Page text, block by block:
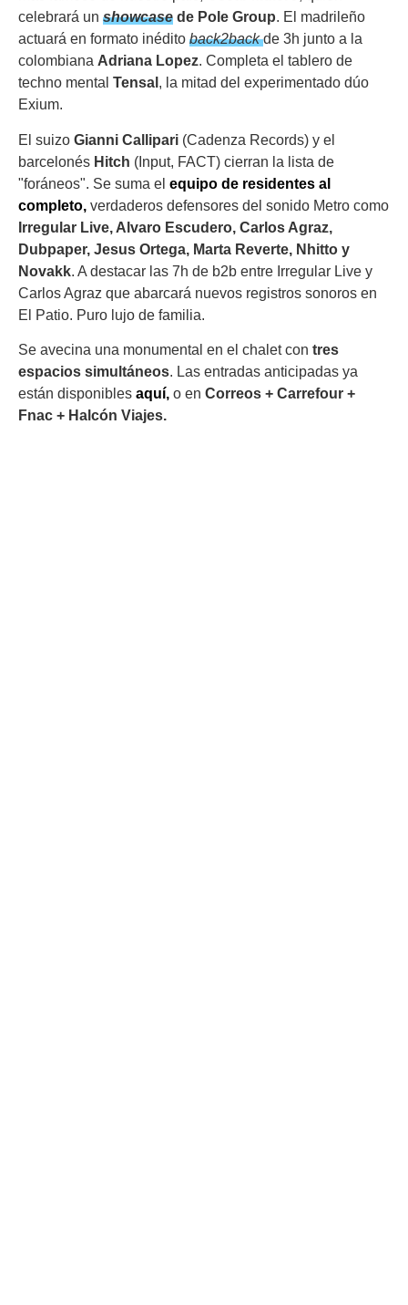
celebrará un showcase de Pole Group. El madrileño
actuará en formato inédito back2backde 3h junto a la
colombiana Adriana Lopez. Completa el tablero de
techno mental Tensal , la mitad del experimentado dúo
Exium.
El suizo Gianni Callipari (Cadenza Records) y el
barcelonés Hitch (Input, FACT) cierran la lista de
"foráneos". Se suma el equipo de residentes al
completo, verdaderos defensores del sonido Metro como
Irregular Live, Alvaro Escudero, Carlos Agraz,
Dubpaper, Jesus Ortega, Marta Reverte, Nhitto y
Novakk. A destacar las 7h de b2b entre Irregular Live y
Carlos Agraz que abarcará nuevos registros sonoros en
El Patio. Puro lujo de familia.
Se avecina una monumental en el chalet con tres
espacios simultáneos. Las entradas anticipadas ya
están disponibles aquí, o en Correos + Carrefour +
Fnac + Halcón Viajes.